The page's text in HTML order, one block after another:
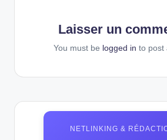
Laisser un
You must be logged in to post
NETLINKING &